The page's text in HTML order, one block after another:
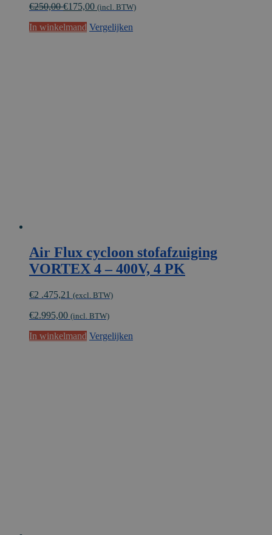
was:
is:
€250,00€175,00 (incl. BTW)
In winkelmand Vergelijken
Air Flux cycloon stofafzuiging
VORTEX 4 – 400V, 4 PK
€2 .475,21 (excl. BTW)
€2.995,00 (incl. BTW)
In winkelmand Vergelijken